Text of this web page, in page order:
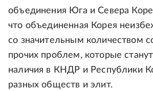
объединения Юга и Севера
что объединенная Корея
со значительным количеством
прочих проблем, которые
наличия в КНДР и Республики
разных обществ и элит.